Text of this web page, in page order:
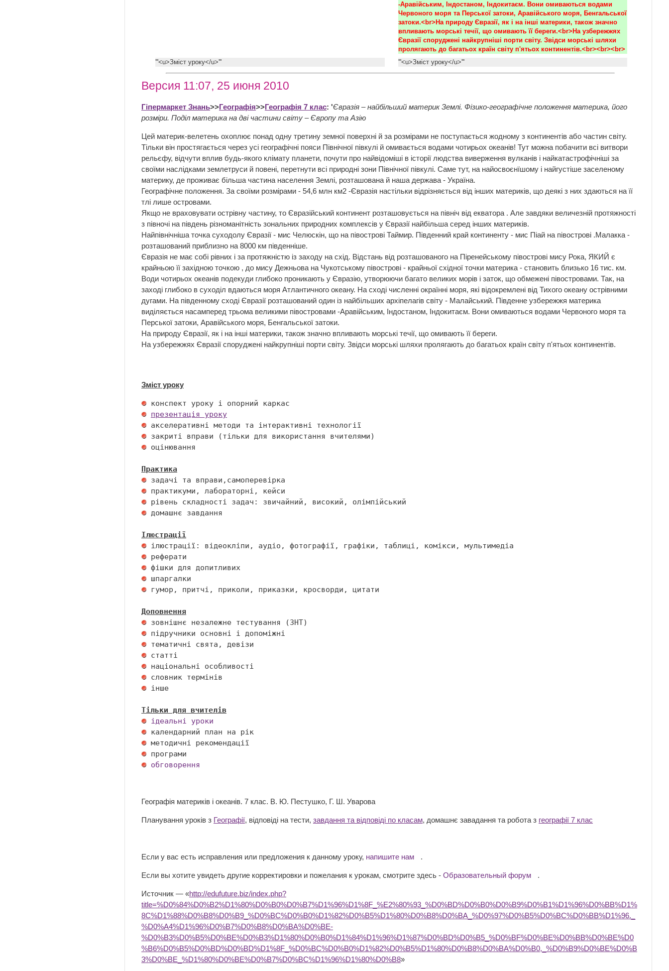
-Аравійським, Індостаном, Індокитаєм. Вони омиваються водами
Червоного моря та Перської затоки, Аравійського моря, Бенгальської
затоки.<br>На природу Євразії, як і на інші материки, також значно
впливають морські течії, що омивають її береги.<br>На узбережжях
Євразії споруджені найкрупніші порти світу. Звідси морські шляхи
пролягають до багатьох країн світу п'ятьох континентів.<br><br><br>
'''<u>Зміст уроку</u>'''
'''<u>Зміст уроку</u>'''
Версия 11:07, 25 июня 2010
Гіпермаркет Знань>>Географія>>Географія 7 клас: 'Євразія – найбільший материк Землі. Фізико-географічне положення материка, його
розміри. Поділ материка на дві частини світу – Європу та Азію
Цей материк-велетень охоплює понад одну третину земної поверхні й за розмірами не поступається жодному з континентів або частин світу.
Тільки він простягається через усі географічні пояси Північної півкулі й омивається водами чотирьох океанів! Тут можна побачити всі витвори
рельєфу, відчути вплив будь-якого клімату планети, почути про найвідоміші в історії людства виверження вулканів і найкатастрофічніші за
своїми наслідками землетруси й повені, перетнути всі природні зони Північної півкулі. Саме тут, на найосвоєнїшому і найгустіше заселеному
материку, де проживає більша частина населення Землі, розташована й наша держава - Україна.
Географічне положення. За своїми розмірами - 54,6 млн км2 -Євразія настільки відрізняється від інших материків, що деякі з них здаються на її
тлі лише островами.
Якщо не враховувати острівну частину, то Євразійський континент розташовується на північ від екватора . Але завдяки величезній протяжності
з півночі на південь різноманітність зональних природних комплексів у Євразії найбільша серед інших материків.
Найпівнічніша точка суходолу Євразії - мис Челюскін, що на півострові Таймир. Південний край континенту - мис Піай на півострові .Малакка -
розташований приблизно на 8000 км південніше.
Євразія не має собі рівних і за протяжністю із заходу на схід. Відстань від розташованого на Піренейському півострові мису Рока, ЯКИЙ є
крайньою її західною точкою , до мису Дежньова на Чукотському півострові - крайньої східної точки материка - становить близько 16 тис. км.
Води чотирьох океанів подекуди глибоко проникають у Євразію, утворюючи багато великих морів і заток, що обмежені півостровами. Так, на
заході глибоко в суходіл вдаються моря Атлантичного океану. На сході численні окраїнні моря, які відокремлені від Тихого океану острівними
дугами. На південному сході Євразії розташований один із найбільших архіпелагів світу - Малайський. Південне узбережжя материка
виділяється насамперед трьома великими півостровами -Аравійським, Індостаном, Індокитаєм. Вони омиваються водами Червоного моря та
Перської затоки, Аравійського моря, Бенгальської затоки.
На природу Євразії, як і на інші материки, також значно впливають морські течії, що омивають її береги.
На узбережжях Євразії споруджені найкрупніші порти світу. Звідси морські шляхи пролягають до багатьох країн світу п'ятьох континентів.
Зміст уроку
презентація уроку
оцінювання
Практика
домашнє завдання
Ілюстрації
гумор, притчі, приколи, приказки, кросворди, цитати
Доповнення
інше
Тільки для вчителів
ідеальні уроки
обговорення
Географія материків і океанів. 7 клас. В. Ю. Пестушко, Г. Ш. Уварова
Планування уроків з Географії, відповіді на тести, завдання та відповіді по класам, домашнє завадання та робота з географії 7 клас
Если у вас есть исправления или предложения к данному уроку, напишите нам .
Если вы хотите увидеть другие корректировки и пожелания к урокам, смотрите здесь - Образовательный форум .
Источник — «http://edufuture.biz/index.php?
title=%D0%84%D0%B2%D1%80%D0%B0%D0%B7%D1%96%D1%8F_%E2%80%93_%D0%BD%D0%B0%D0%B9%D0%B1%D1%96%D0%BB%D1%
8C%D1%88%D0%B8%D0%B9_%D0%BC%D0%B0%D1%82%D0%B5%D1%80%D0%B8%D0%BA_%D0%97%D0%B5%D0%BC%D0%BB%D1%96._
%D0%A4%D1%96%D0%B7%D0%B8%D0%BA%D0%BE-
%D0%B3%D0%B5%D0%BE%D0%B3%D1%80%D0%B0%D1%84%D1%96%D1%87%D0%BD%D0%B5_%D0%BF%D0%BE%D0%BB%D0%BE%D0
%B6%D0%B5%D0%BD%D0%BD%D1%8F_%D0%BC%D0%B0%D1%82%D0%B5%D1%80%D0%B8%D0%BA%D0%B0,_%D0%B9%D0%BE%D0%B
3%D0%BE_%D1%80%D0%BE%D0%B7%D0%BC%D1%96%D1%80%D0%B8»